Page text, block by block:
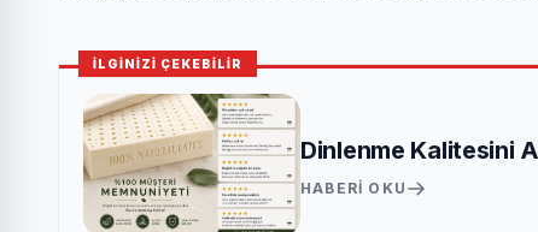
İLGİNİZİ ÇEKEBİLİR
Dinlenme Kalitesini
HABERI OKU